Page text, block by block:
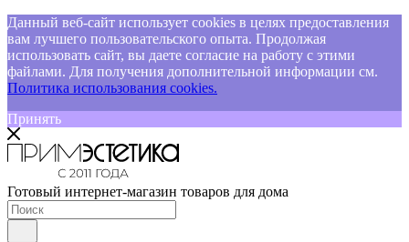
Данный веб-сайт использует cookies в целях предоставления
вам лучшего пользовательского опыта. Продолжая
использовать сайт, вы даете согласие на работу с этими
файлами. Для получения дополнительной информации см.
Политика использования cookies.
Принять
Готовый интернет-магазин товаров для дома